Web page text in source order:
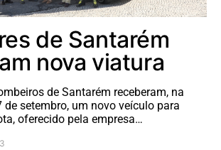
de Santarém
nova viatura
de Santarém receberam, na
setembro, um novo veículo para
oferecido pela empresa…